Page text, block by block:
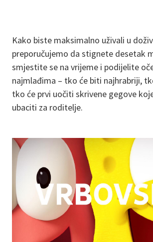
Kako biste maksimalno uživali u
preporučujemo da stignete desetak
smjestite se na vrijeme i podijelite
najmlađima – tko će biti najhrabriji,
tko će prvi uočiti skrivene gegove
ubaciti za roditelje.